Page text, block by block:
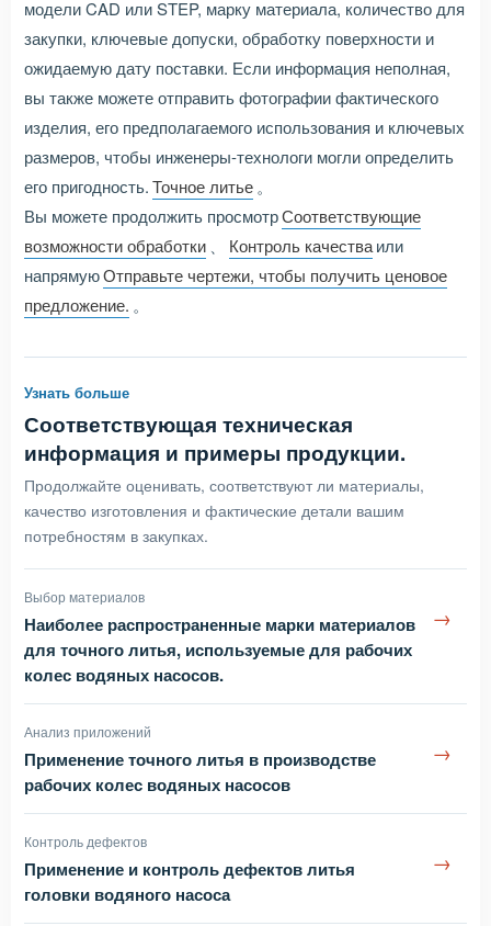
модели CAD или STEP, марку материала, количество для
закупки, ключевые допуски, обработку поверхности и
ожидаемую дату поставки. Если информация неполная,
вы также можете отправить фотографии фактического
изделия, его предполагаемого использования и ключевых
размеров, чтобы инженеры-технологи могли определить
его пригодность.Точное литье 。
Вы можете продолжить просмотрСоответствующие
возможности обработки
Контроль качестваили
напрямуюОтправьте чертежи, чтобы получить ценовое
предложение. 。
Узнать больше
Соответствующая техническая
информация и примеры продукции.
Продолжайте оценивать, соответствуют ли материалы,
качество изготовления и фактические детали вашим
потребностям в закупках.
Выбор материалов
Наиболее распространенные марки материалов
для точного литья, используемые для рабочих
колес водяных насосов.
→
Анализ приложений
Применение точного литья в производстве
рабочих колес водяных насосов
→
Контроль дефектов
Применение и контроль дефектов литья
головки водяного насоса
→